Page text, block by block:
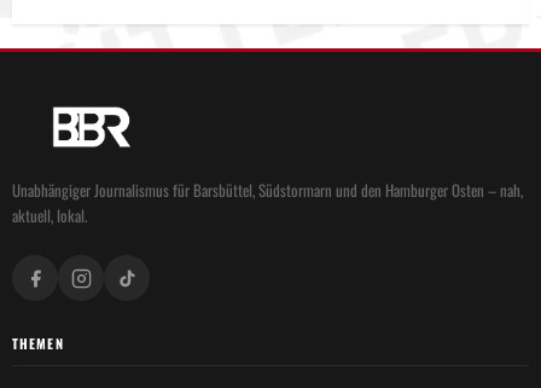
Unabhängiger Journalismus für Barsbüttel, Südstormarn und den Hamburger Osten – nah,
aktuell, lokal.
THEMEN